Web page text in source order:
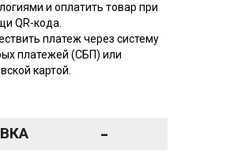
и оплатить товар при
QR-кода.
платеж через систему
платежей (СБП) или
картой.
-